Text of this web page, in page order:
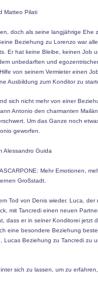
Matteo Pilati
doch als seine langjährige Ehe
Beziehung zu Lorenzo war
Er hat keine Bleibe, keinen Job
unbedarften und
von seinem Vermieter einen
Ausbildung zum Konditor zu
sich nicht mehr von einer
Antonio den charmanten
Um das Ganze noch
geworfen.
Alessandro Guida
Mehr Emotionen,
Großstadt.
Tod von Denis wieder. Luca, der
mit Tancredi einen neuen
dass er in seiner Konditorei jetzt
eine besondere Beziehung
Beziehung zu Tancredi zu
sich zu lassen, um zu